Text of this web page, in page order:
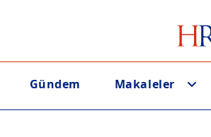
Gündem Makaleler